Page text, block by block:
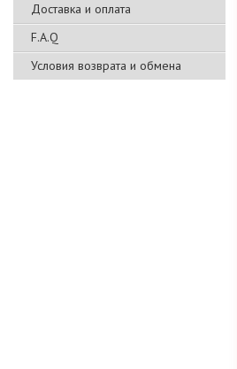
Доставка и оплата
F.A.Q
Условия возврата и обмена